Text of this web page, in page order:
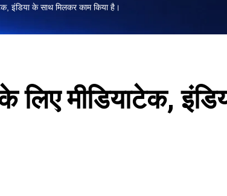
इंडिया के साथ मिलकर काम किया है।
लिए मीडियाटेक,